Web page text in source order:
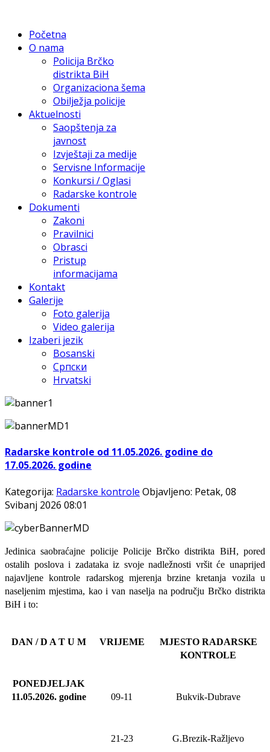
Početna
O nama
Policija Brčko
distrikta BiH
Organizaciona šema
Obilježja policije
Aktuelnosti
Saopštenja za
javnost
Izvještaji za medije
Servisne Informacije
Konkursi / Oglasi
Radarske kontrole
Dokumenti
Zakoni
Pravilnici
Obrasci
Pristup
informacijama
Kontakt
Galerije
Foto galerija
Video galerija
Izaberi jezik
Bosanski
Српски
Hrvatski
Radarske kontrole od 11.05.2026. godine do
17.05.2026. godine
Kategorija: Radarske kontrole Objavljeno: Petak, 08
Svibanj 2026 08:01
Jedinica saobraćajne policije Policije Brčko distrikta BiH, pored
ostalih poslova i zadataka iz svoje nadležnosti vršit će unaprijed
najavljene kontrole radarskog mjerenja brzine kretanja vozila u
naseljenim mjestima, kao i van naselja na području Brčko distrikta
BiH i to:
DAN / D A T U M VRIJEME
MJESTO RADARSKE
KONTROLE
PONEDJELJAK
11.05.2026.godine 09-11 Bukvik-Dubrave
21-23 G.Brezik-Ražljevo